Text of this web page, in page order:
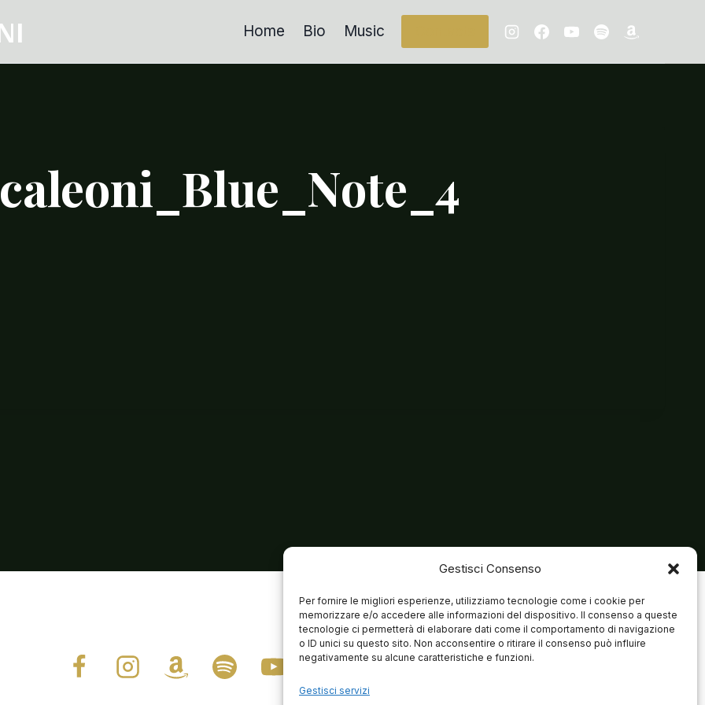
Gestisci Consenso
Per fornire le migliori esperienze, utilizziamo tecnologie come i cookie per
memorizzare e/o accedere alle informazioni del dispositivo. Il consenso a queste
tecnologie ci permetterà di elaborare dati come il comportamento di navigazione
o ID unici su questo sito. Non acconsentire o ritirare il consenso può influire
negativamente su alcune caratteristiche e funzioni.
Gestisci servizi
Home Bio Music